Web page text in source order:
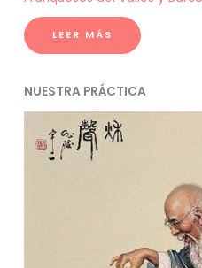
LEER MÁS
NUESTRA PRÁCTICA